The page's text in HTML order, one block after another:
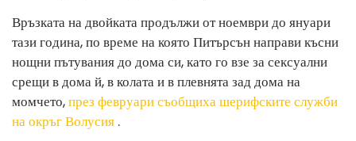
Връзката на двойката продължи от ноември до януари
тази година, по време на която Питърсън направи късни
нощни пътувания до дома си, като го взе за сексуални
срещи в дома й, в колата и в плевнята зад дома на
момчето,през февруари съобщиха шерифските служби
на окръг Волусия .